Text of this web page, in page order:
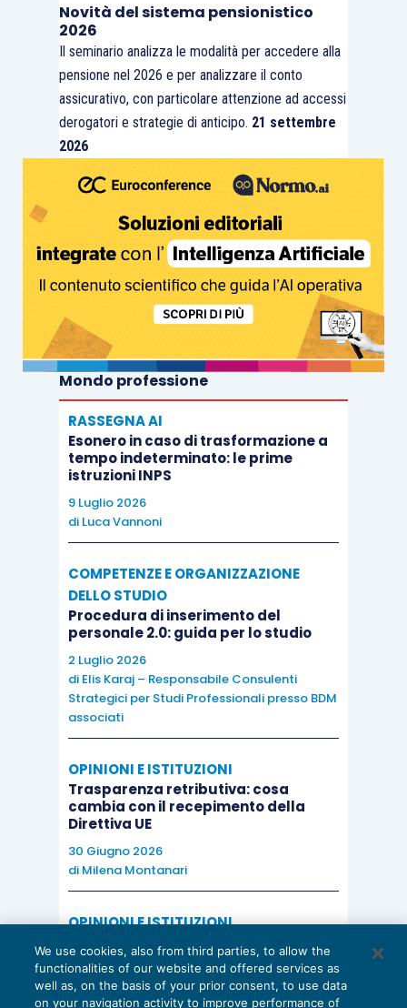
Novità del sistema pensionistico
2026
Il seminario analizza le modalità per accedere alla
pensione nel 2026 e per analizzare il conto
assicurativo, con particolare attenzione ad accessi
derogatori e strategie di anticipo. 21 settembre
2026
Mondo professione
RASSEGNA AI
Esonero in caso di trasformazione a
tempo indeterminato: le prime
istruzioni INPS
9 Luglio 2026
di Luca Vannoni
COMPETENZE E ORGANIZZAZIONE
DELLO STUDIO
Procedura di inserimento del
personale 2.0: guida per lo studio
2 Luglio 2026
di Elis Karaj – Responsabile Consulenti
Strategici per Studi Professionali presso BDM
associati
OPINIONI E ISTITUZIONI
Trasparenza retributiva: cosa
cambia con il recepimento della
Direttiva UE
30 Giugno 2026
di Milena Montanari
OPINIONI E ISTITUZIONI
Valorizzare il potenziale dello Studio:
una riflessione sul futuro della
consulenza del lavoro
15 Giugno 2026
We use cookies, also from third parties, to allow the
functionalities of our website and offered services as
well as, on the basis of your prior consent, to use data
on your navigation activity to improve performance of